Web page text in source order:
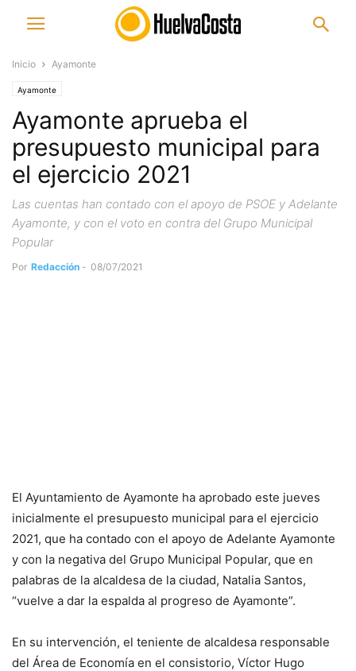
Inicio Ayamonte
Ayamonte
Ayamonte aprueba el
presupuesto municipal para
el ejercicio 2021
Las cuentas han contado con el apoyo de PSOE y Adelante
Ayamonte, y con el voto en contra del Grupo Municipal
Popular
Por Redacción - 08/07/2021
El Ayuntamiento de Ayamonte ha aprobado este jueves
inicialmente el presupuesto municipal para el ejercicio
2021, que ha contado con el apoyo de Adelante Ayamonte
y con la negativa del Grupo Municipal Popular, que en
palabras de la alcaldesa de la ciudad, Natalia Santos,
“vuelve a dar la espalda al progreso de Ayamonte”.
En su intervención, el teniente de alcaldesa responsable
del Área de Economía en el consistorio, Víctor Hugo